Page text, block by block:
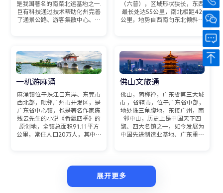
是我国著名的南菜北运基地之一.
巨有科技通过技术帮助化州完善
了通景公路、游客集散中心、游
配套建设；重视智慧旅游建设，
满足指挥部化社会游客的需求，
打造文旅融合新亮点，确保全域
旅游发展取得实效。
（六普），区域形状狭长，东西
最长处达55公里，南北相距42
公里，地势自西南向东北倾斜，
东北最宽处42公里，大部分地区
相邻，西南与云浮市新兴县相
连，西北与高要市接壤，地肥
沃，物产丰盈，西部更合镇保留
了原始森林。
一机游麻涌
麻涌镇位于珠江口东岸、东莞市
西北部，毗邻广州市开发区，是
广东省中心镇，也是著名作家陈
残云先生的小说《香飘四季》的
原创地，全镇总面积91.11平方
公里，常住人口20万人，其中户
由于河网密布，1263年改名
佛山文旅通
佛山，简称禅，广东省第三大城
市 ，省辖市，位于广东省中部，
地处珠三角腹地，东接广州，南
邻中山，历史上是中国天下四
聚、四大名镇之一，如今发展为
中国先进制造业基地、广东重要
承、文化同源，是广佛都市圈、
广佛肇经济圈、珠三角经济圈、
粤桂黔高铁经济带的重要组成部
展开更多